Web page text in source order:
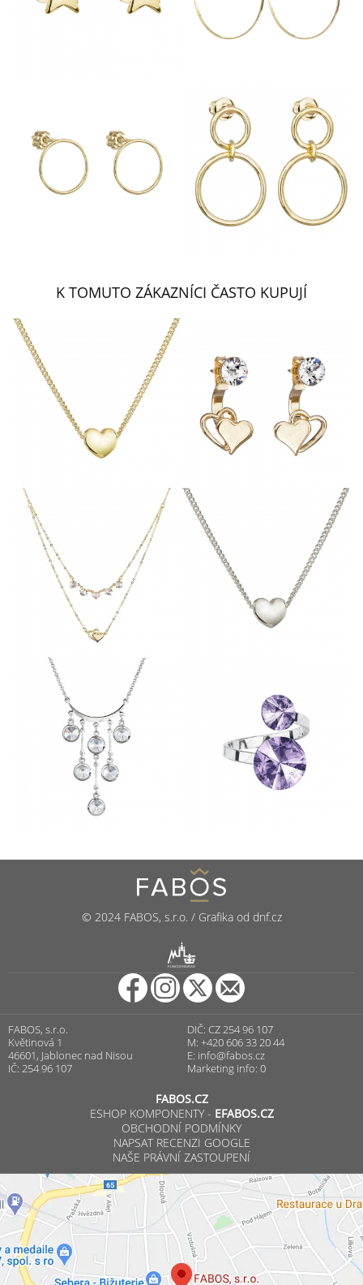
K TOMUTO ZÁKAZNÍCI ČASTO KUPUJÍ
© 2024 FABOS, s.r.o. / Grafika od dnf.cz
PUNCOVNÍ ÚŘAD
FABOS, s.r.o.
Květinová 1
46601, Jablonec nad Nisou
IČ: 254 96 107
DIČ: CZ 254 96 107
M: +420 606 33 20 44
E: info@fabos.cz
Marketing info: 0
FABOS.CZ
ESHOP KOMPONENTY - EFABOS.CZ
OBCHODNÍ PODMÍNKY
NAPSAT RECENZI GOOGLE
NAŠE PRÁVNÍ ZASTOUPENÍ